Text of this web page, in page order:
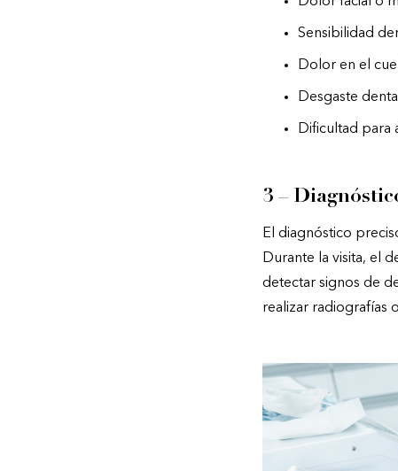
Sensibilidad
Dolor en el
Desgaste
Dificultad para
3 –
El diagnóstico
Durante la visita, el
detectar signos de
realizar radiografías